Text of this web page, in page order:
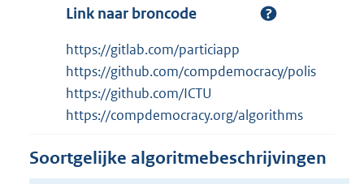
Link naar broncode
https://gitlab.com/particiapp
https://github.com/compdemocracy/polis
https://github.com/ICTU
https://compdemocracy.org/algorithms
Soortgelijke algoritmebeschrijvingen